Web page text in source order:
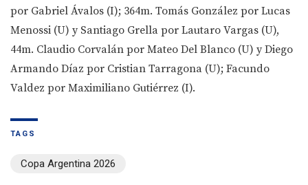
por Gabriel Ávalos (I); 364m. Tomás González por Lucas
Menossi (U) y Santiago Grella por Lautaro Vargas (U),
44m. Claudio Corvalán por Mateo Del Blanco (U) y Diego
Armando Díaz por Cristian Tarragona (U); Facundo
Valdez por Maximiliano Gutiérrez (I).
TAGS
Copa Argentina 2026